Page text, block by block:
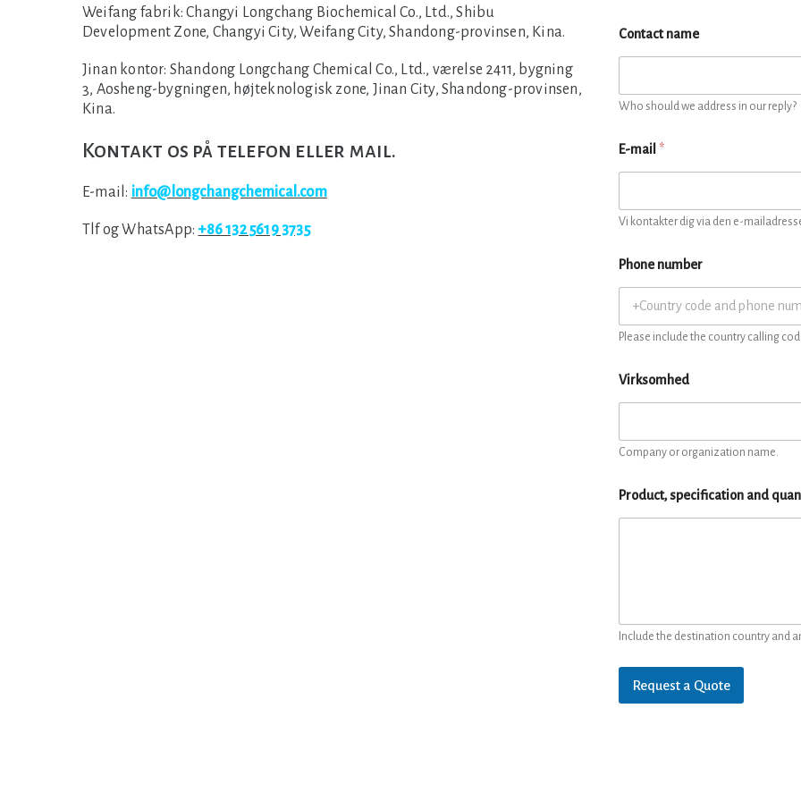
Weifang fabrik: Changyi Longchang Biochemical Co., Ltd., Shibu
Development Zone, Changyi City, Weifang City, Shandong-provinsen, Kina.
Jinan kontor: Shandong Longchang Chemical Co., Ltd., værelse 2411, bygning
3, Aosheng-bygningen, højteknologisk zone, Jinan City, Shandong-provinsen,
Kina.
Kontakt os på telefon eller mail.
E-mail: info@longchangchemical.com
Tlf og WhatsApp:+86 132 5619 3735
Contact name
Who should we address in our reply?
E-mail *
Vi kontakter dig via den e-
Phone number
Please include the country calling
Virksomhed
Company or organization name.
Product, specification and
Include the destination country and
Request a Quote